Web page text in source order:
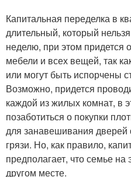
Капитальная переделка в
длительный, который
неделю, при этом придется
мебели и всех вещей, так
или могут быть испорчены
Возможно, придется
каждой из жилых комнат, в
позаботиться о покупки
для занавешивания дверей
грязи. Но, как правило,
предполагает, что семье
другом месте.